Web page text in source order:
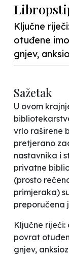
Ključne
otuđene
gnjev,
Sažetak
U ovom
vrlo raširene
pretjerano
nastavnika i
privatne
(prosto
primjeraka)
preporučena
Ključne
povrat
gnjev,